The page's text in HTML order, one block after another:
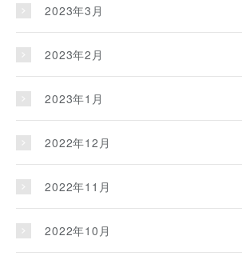
2023年3月
2023年2月
2023年1月
2022年12月
2022年11月
2022年10月